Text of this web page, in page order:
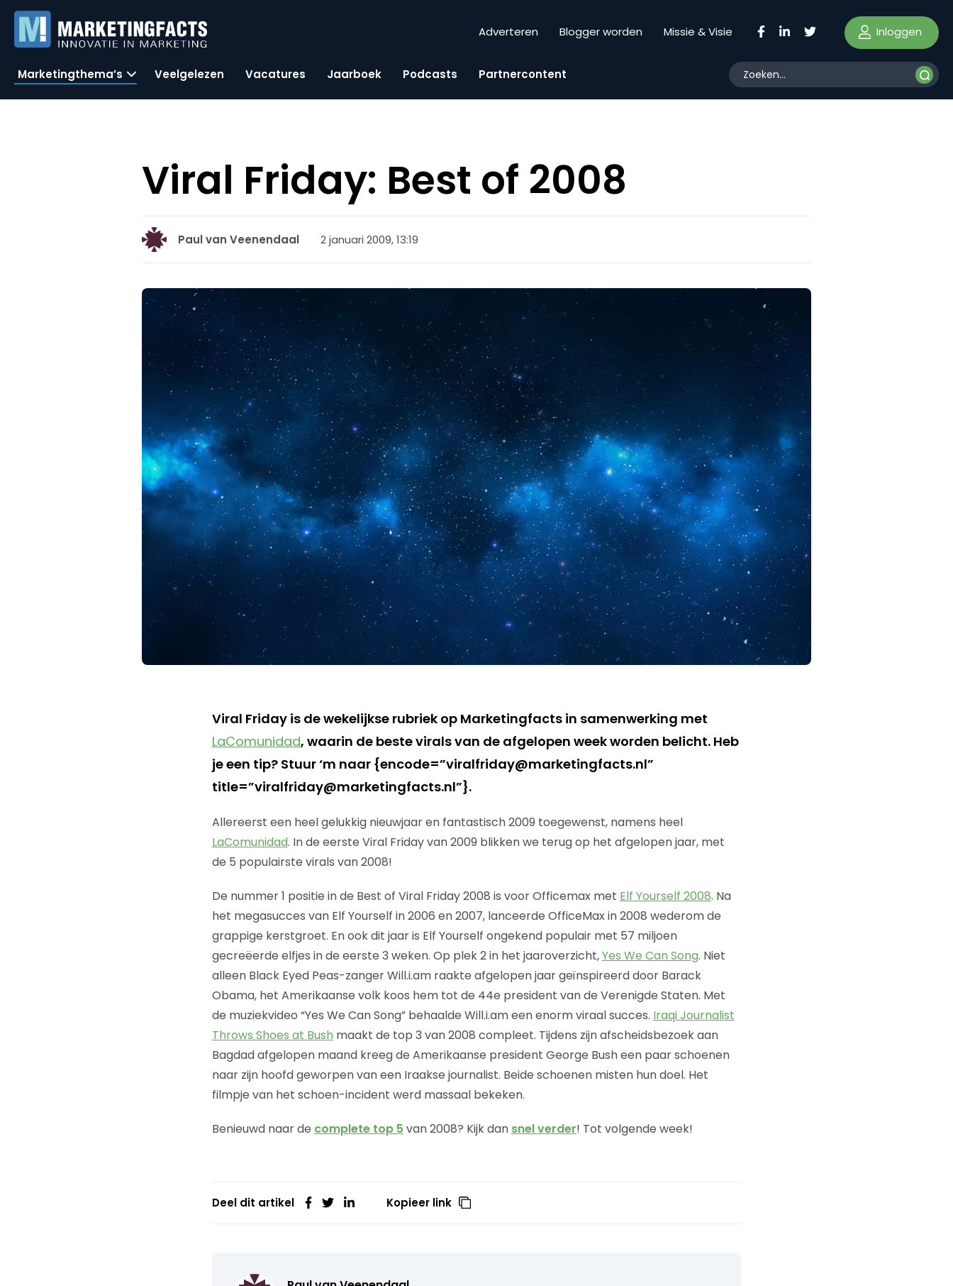
Adverteren Blogger worden Missie & Visie Inloggen
Marketingthema’s Veelgelezen Vacatures Jaarboek Podcasts Partnercontent
Viral Friday: Best of 2008
Paul van Veenendaal 2 januari 2009, 13:19
Viral Friday is de wekelijkse rubriek op Marketingfacts in samenwerking met
LaComunidad, waarin de beste virals van de afgelopen week worden belicht. Heb
je een tip? Stuur ‘m naar {encode=”viralfriday@marketingfacts.nl”
title=”viralfriday@marketingfacts.nl”}.
Allereerst een heel gelukkig nieuwjaar en fantastisch 2009 toegewenst, namens heel
LaComunidad. In de eerste Viral Friday van 2009 blikken we terug op het afgelopen jaar, met
de 5 populairste virals van 2008!
De nummer 1 positie in de Best of Viral Friday 2008 is voor Officemax met Elf Yourself 2008. Na
het megasucces van Elf Yourself in 2006 en 2007, lanceerde OfficeMax in 2008 wederom de
grappige kerstgroet. En ook dit jaar is Elf Yourself ongekend populair met 57 miljoen
gecreëerde elfjes in de eerste 3 weken. Op plek 2 in het jaaroverzicht,Yes We Can Song. Niet
alleen Black Eyed Peas-zanger Will.i.am raakte afgelopen jaar geïnspireerd door Barack
Obama, het Amerikaanse volk koos hem tot de 44e president van de Verenigde Staten. Met
de muziekvideo “Yes We Can Song” behaalde Will.i.am een enorm viraal succes. Iraqi Journalist
Throws Shoes at Bush maakt de top 3 van 2008 compleet. Tijdens zijn afscheidsbezoek aan
Bagdad afgelopen maand kreeg de Amerikaanse president George Bush een paar schoenen
naar zijn hoofd geworpen van een Iraakse journalist. Beide schoenen misten hun doel. Het
filmpje van het schoen-incident werd massaal bekeken.
Benieuwd naar de complete top 5 van 2008? Kijk dan snel verder! Tot volgende week!
Deel dit artikel Kopieer link